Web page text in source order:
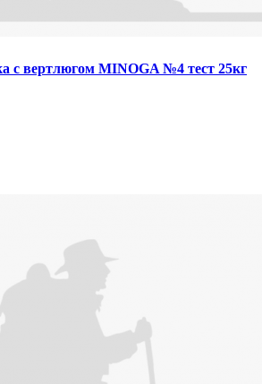
с вертлюгом MINOGA №4 тест 25кг